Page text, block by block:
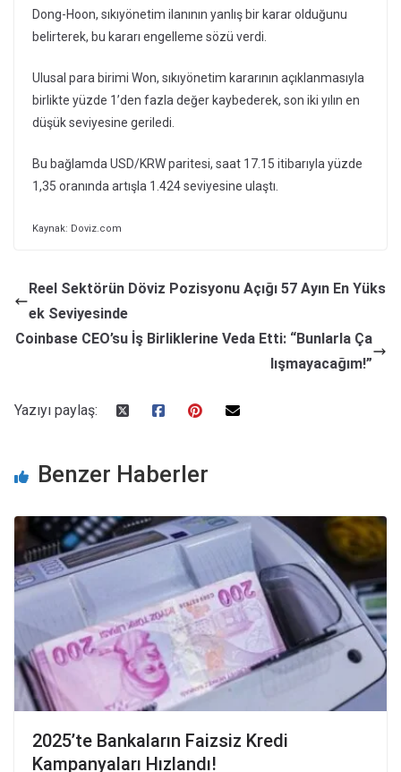
Dong-Hoon, sıkıyönetim ilanının yanlış bir karar olduğunu
belirterek, bu kararı engelleme sözü verdi.
Ulusal para birimi Won, sıkıyönetim kararının açıklanmasıyla
birlikte yüzde 1’den fazla değer kaybederek, son iki yılın en
düşük seviyesine geriledi.
Bu bağlamda USD/KRW paritesi, saat 17.15 itibarıyla yüzde
1,35 oranında artışla 1.424 seviyesine ulaştı.
Kaynak: Doviz.com
Reel Sektörün Döviz Pozisyonu Açığı 57 Ayın En Yüks
ek Seviyesinde
Coinbase CEO’su İş Birliklerine Veda Etti: “Bunlarla Ça
lışmayacağım!”
Yazıyı paylaş:
Benzer Haberler
2025’te Bankaların Faizsiz Kredi
Kampanyaları Hızlandı!